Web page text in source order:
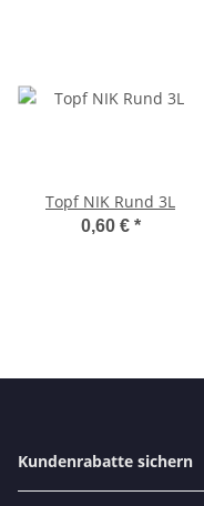
Topf NIK Rund 3L
0,60 € *
Kundenrabatte sichern